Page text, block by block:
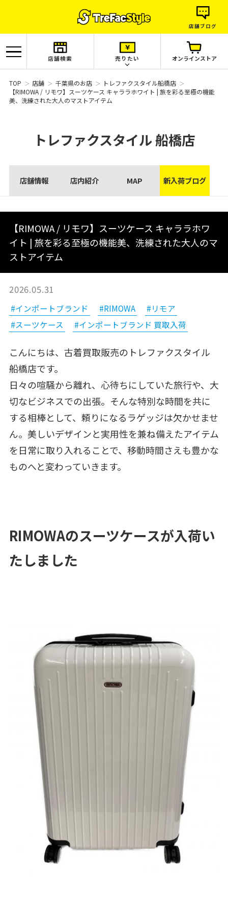
店舗ブログ
店舗検索 売りたい オンラインストア
TOP 店舗 千葉県のお店
トレファクスタイル船橋店
【RIMOWA / リモワ】スーツケース キャララホワイト | 旅を彩る至極の機能
美、洗練された大人のマストアイテム
トレファクスタイル船橋店
店舗情報 店内紹介 MAP 新入荷ブログ
【RIMOWA / リモワ】スーツケース キャララホワ
イト | 旅を彩る至極の機能美、洗練された大人のマ
ストアイテム
2026.05.31
#インポートブランド #RIMOWA
#リモア
#スーツケース
#インポートブランド 買取入荷
こんにちは、古着買取販売のトレファクスタイル
船橋店です。
日々の喧騒から離れ、心待ちにしていた旅行や、大
切なビジネスでの出張。そんな特別な時間を共に
する相棒として、頼りになるラゲッジは欠かせませ
ん。美しいデザインと実用性を兼ね備えたアイテム
を日常に取り入れることで、移動時間さえも豊かな
ものへと変わっていきます。
RIMOWAのスーツケースが入荷い
たしました